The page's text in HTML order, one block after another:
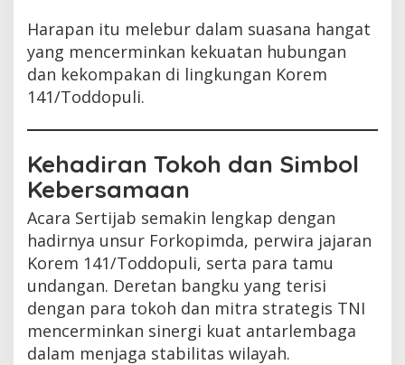
Harapan itu melebur dalam suasana hangat
yang mencerminkan kekuatan hubungan
dan kekompakan di lingkungan Korem
141/Toddopuli.
Kehadiran Tokoh dan Simbol
Kebersamaan
Acara Sertijab semakin lengkap dengan
hadirnya unsur Forkopimda, perwira jajaran
Korem 141/Toddopuli, serta para tamu
undangan. Deretan bangku yang terisi
dengan para tokoh dan mitra strategis TNI
mencerminkan sinergi kuat antarlembaga
dalam menjaga stabilitas wilayah.